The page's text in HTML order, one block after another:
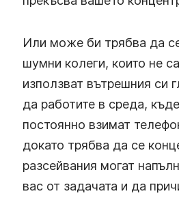
Или може би трябва да
шумни колеги, които не
използват вътрешния си
да работите в среда,
постоянно взимат
докато трябва да се
разсейвания могат
вас от задачата и да